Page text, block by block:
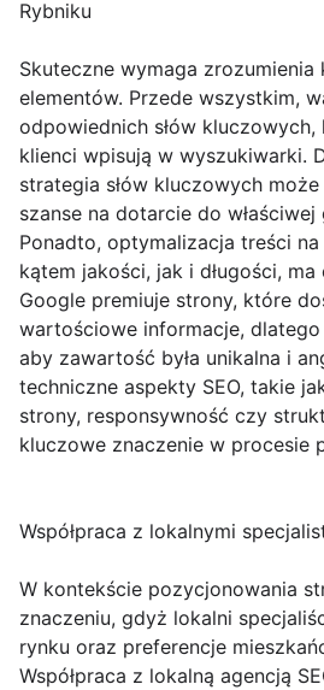
Rybniku
Skuteczne wymaga
elementów. Przede wszystkim,
odpowiednich słów
klienci wpisują w wyszukiwarki.
strategia słów kluczowych
szanse na dotarcie do
Ponadto, optymalizacja treści
kątem jakości, jak i długości,
Google premiuje strony, które
wartościowe informacje,
aby zawartość była unikalna i
techniczne aspekty SEO, takie
strony, responsywność czy
kluczowe znaczenie w procesie
Współpraca z lokalnymi
W kontekście pozycjonowania
znaczeniu, gdyż lokalni
rynku oraz preferencje
Współpraca z lokalną agencją